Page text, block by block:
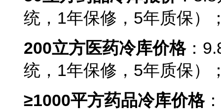
统，1年保修，5年质保）
200立方医药冷库价格：
统，1年保修，5年质保）
≥1000平方药品冷库价格